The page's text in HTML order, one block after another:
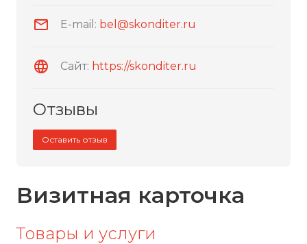
E-mail: bel@skonditer.ru
Сайт: https://skonditer.ru
Отзывы
Оставить отзыв
Визитная карточка
Товары и услуги